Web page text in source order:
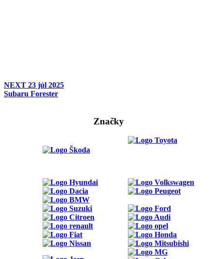
NEXT 23 júl 2025
Subaru Forester
Značky